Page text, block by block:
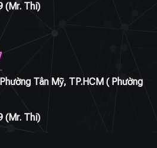
(Mr. Thi)
Tân Mỹ, TP.HCM ( Phường
(Mr. Thi)